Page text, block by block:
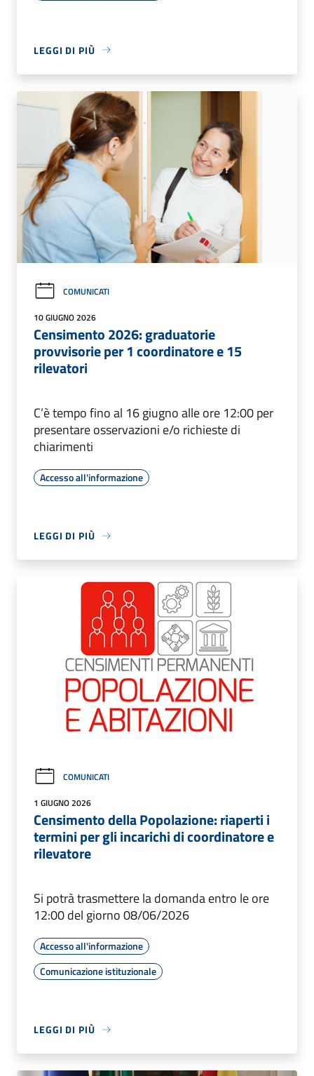
LEGGI DI PIÙ
COMUNICATI
10 GIUGNO 2026
Censimento 2026: graduatorie
provvisorie per 1 coordinatore e 15
rilevatori
C’è tempo fino al 16 giugno alle ore 12:00 per
presentare osservazioni e/o richieste di
chiarimenti
Accesso all'informazione
LEGGI DI PIÙ
COMUNICATI
1 GIUGNO 2026
Censimento della Popolazione: riaperti i
termini per gli incarichi di coordinatore e
rilevatore
Si potrà trasmettere la domanda entro le ore
12:00 del giorno 08/06/2026
Accesso all'informazione
Comunicazione istituzionale
LEGGI DI PIÙ